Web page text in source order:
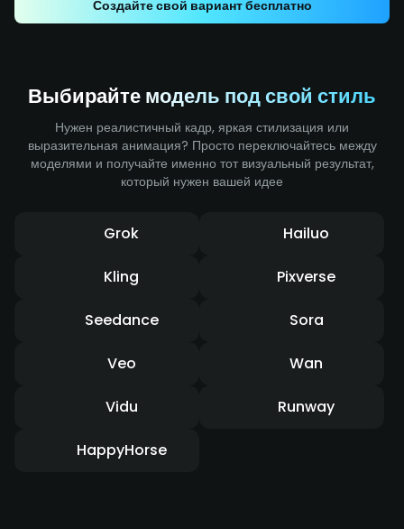
усиливают ощущение удара и передают мощную
Создайте свой вариант бесплатно
Выбирайте модель под свой стиль
Нужен реалистичный кадр, яркая стилизация или
выразительная анимация? Просто переключайтесь между
моделями и получайте именно тот визуальный результат,
который нужен вашей идее
Grok Hailuo
Kling Pixverse
Seedance Sora
Veo Wan
Vidu Runway
HappyHorse